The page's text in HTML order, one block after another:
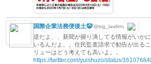
国際企業法務便後土🤡 @big_lawfirm
逆だよ、、新聞が握り潰してる情報がいか
いるんだよ。。住民監査請求で勧告が出る
リューはどう考えても高いよ。。
https://twitter.com/yuishuzo/status/